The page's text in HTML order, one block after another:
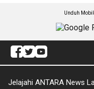
Unduh
Jelajahi ANTARA News